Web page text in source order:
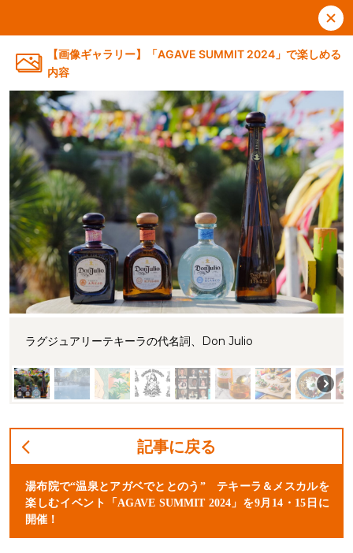
【画像ギャラリー】「AGAVE SUMMIT 2024」で楽しめる
内容
ラグジュアリーテキーラの代名詞、Don Julio
記事に戻る
湯布院で“温泉とアガベでととのう” テキーラ＆メスカルを
楽しむイベント「AGAVE SUMMIT 2024」を9月14・15日に
開催！